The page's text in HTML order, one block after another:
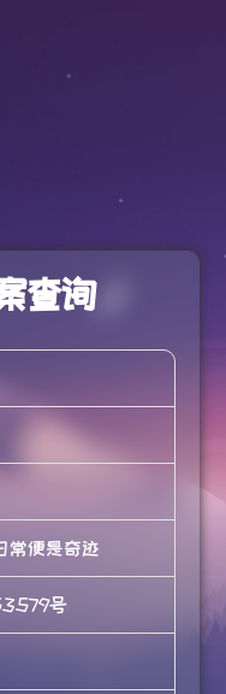
查询
常便是奇迹
号